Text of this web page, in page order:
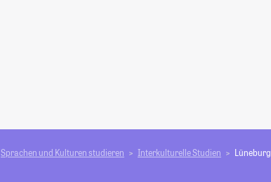
Sprachen und Kulturen studieren Interkulturelle Studien Lüneburg